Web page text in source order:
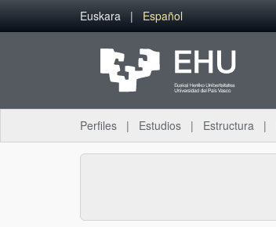
Saltar al contenido principal
Euskara Español
Perfiles Estudios Estructura